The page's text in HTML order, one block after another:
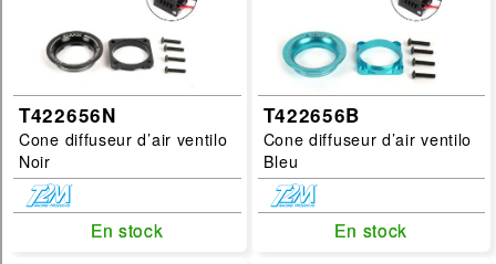
T422656N
Cone diffuseur d’air ventilo
Noir
En stock
En stock
T422656B
Cone diffuseur d’air ventilo
Bleu
En stock
En stock